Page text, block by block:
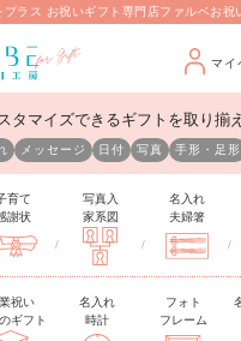
プラス お祝いギフト専門店ファルベお祝
マイ
タマイズできるギフトを取り揃
メッセージ 日付 写真 手形・足形
育て
謝状
/
写真入
家系図
/
名入れ
夫婦箸
/
祝い
ギフト
名入れ
時計
フォト
フレーム